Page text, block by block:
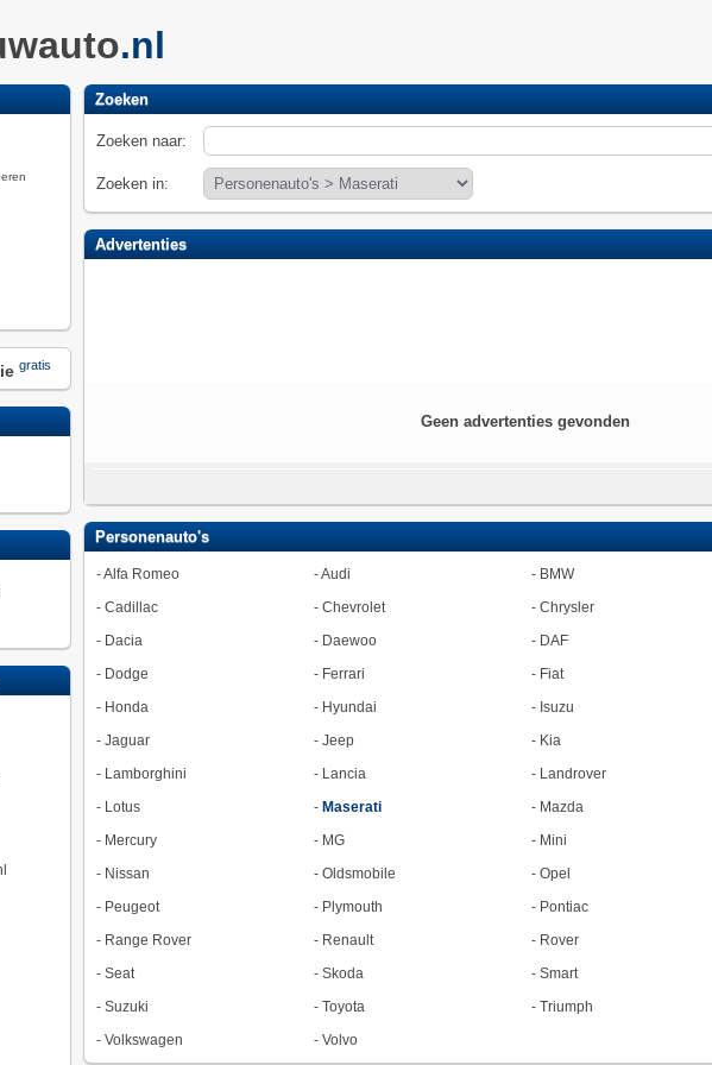
.nl
gratis
Zoeken
Zoeken naar:
Zoeken in:
Advertenties
Geen advertenties gevonden
Personenauto's
-Alfa Romeo -Audi - BMW
- Cadillac - Chevrolet - Chrysler
- Dacia - Daewoo - DAF
- Dodge - Ferrari - Fiat
- Honda - Hyundai - Isuzu
- Jaguar - Jeep - Kia
- Lamborghini - Lancia - Landrover
- Lotus - Maserati - Mazda
- Mercury - MG - Mini
- Nissan - Oldsmobile - Opel
- Peugeot - Plymouth - Pontiac
- Range Rover - Renault - Rover
- Seat - Skoda - Smart
- Suzuki - Toyota - Triumph
- Volkswagen - Volvo